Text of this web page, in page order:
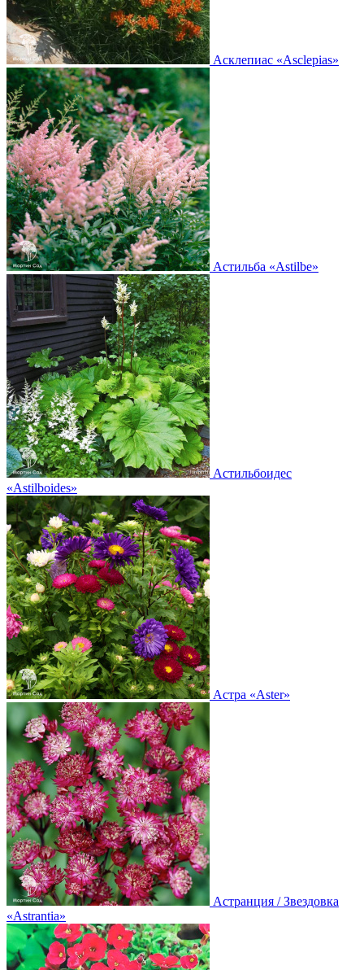
Асклепиас «Asclepias»
Астильба «Astilbe»
Астильбоидес
«Astilboides»
Астра «Aster»
Астранция / Звездовка
«Astrantia»